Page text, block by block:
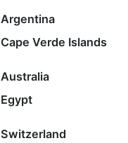
Argentina
Cape Verde Islands
Australia
Egypt
Switzerland